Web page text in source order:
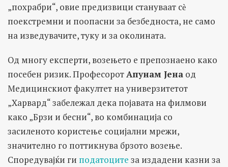
„похрабри“, овие предизвици стануваат сѐ
поекстремни и поопасни за безбедноста, не само
на изведувачите, туку и за околината.
Од многу експерти, возењето е препознаено како
посебен ризик. ПрофесоротАпунам Јена од
Медицинскиот факултет на универзитетот
„Харвард“ забележал дека појавата на филмови
како „Брзи и бесни“, во комбинација со
засиленото користење социјални мрежи,
значително го поттикнува брзото возење.
Споредувајќи ги податоците за издадени казни за